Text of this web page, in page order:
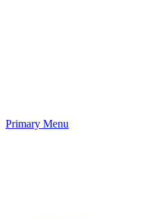
Primary Menu